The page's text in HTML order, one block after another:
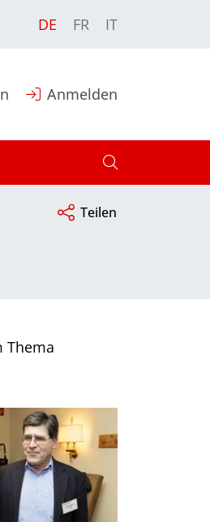
DE FR IT
Anmelden
Teilen
Thema